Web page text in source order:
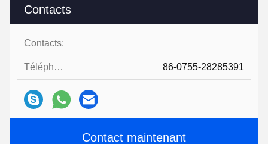
Contacts
Contacts:
Téléphone: 86-0755-28285391
Contact maintenant